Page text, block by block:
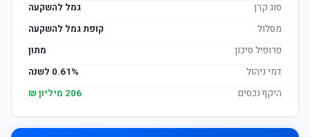
סוג קרן
גמל להשקעה
מסלול
קופת גמל להשקעה
פרופיל סיכון
מתון
דמי ניהול
0.61% לשנה
היקף נכסים
206 מיליון ₪